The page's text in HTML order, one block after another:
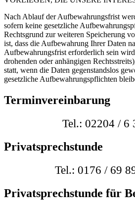
Nach Ablauf der Aufbewahrungsfrist
sofern keine gesetzliche
Rechtsgrund zur weiteren Speicherung
ist, dass die Aufbewahrung Ihrer Daten
Aufbewahrungsfrist erforderlich sein
drohenden oder anhängigen
statt, wenn die Daten gegenstandslos
gesetzliche Aufbewahrungspflichten
Terminvereinbarung
Tel.: 02204 / 6
Privatsprechstunde
Tel.: 0176 / 69
Privatsprechstunde für